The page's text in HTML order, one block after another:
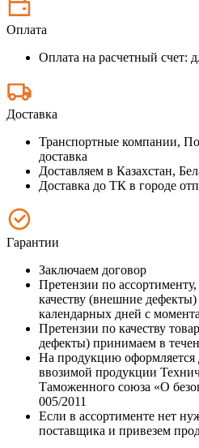
Оплата
Оплата на расчетный счет:
Доставка
Транспортные компании,
доставка
Доставляем в Казахстан,
Доставка до ТК в городе
Гарантии
Заключаем договор
Претензии по
качеству (внешние
календарных дней с
Претензии по качеству
дефекты) принимаем в
На продукцию оформляется
ввозимой продукции
Таможенного союза «О
005/2011
Если в ассортименте нет
поставщика и привезем